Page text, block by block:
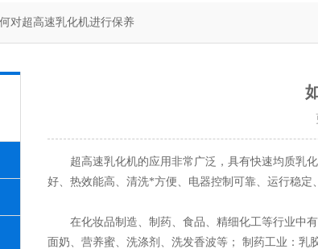
对超高速乳化机进行保养
超高速乳化机的应用非常广泛，具有快速均质乳化
好、热效能高、清洗*方便、电器控制可靠、运行稳定
在化妆品制造、制药、食品、精细化工等行业中有
面奶、营养蜜、洗涤剂、洗发香波等； 制药工业：